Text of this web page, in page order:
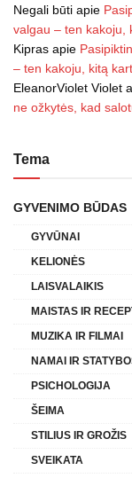
Negali būti apie
valgau – ten kakoju,
Kipras apie
– ten kakoju, kitą
EleanorViolet Violet
ne ožkytės, kad
Tema
GYVENIMO BŪDAS
GYVŪNAI
KELIONĖS
LAISVALAIKIS
MAISTAS IR
MUZIKA IR FILMAI
NAMAI IR
PSICHOLOGIJA
ŠEIMA
STILIUS IR GROŽIS
SVEIKATA